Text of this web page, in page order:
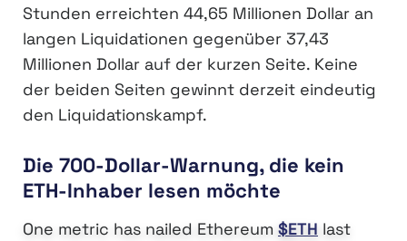
Stunden erreichten 44,65 Millionen Dollar an
langen Liquidationen gegenüber 37,43
Millionen Dollar auf der kurzen Seite. Keine
der beiden Seiten gewinnt derzeit eindeutig
den Liquidationskampf.
Die 700-Dollar-Warnung, die kein
ETH-Inhaber lesen möchte
One metric has nailed Ethereum $ETH last